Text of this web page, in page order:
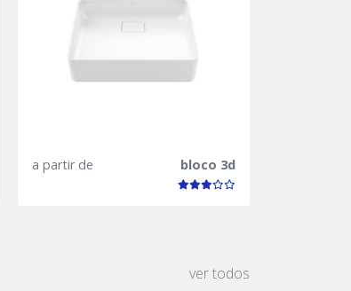
a partir de bloco 3d
ver todos